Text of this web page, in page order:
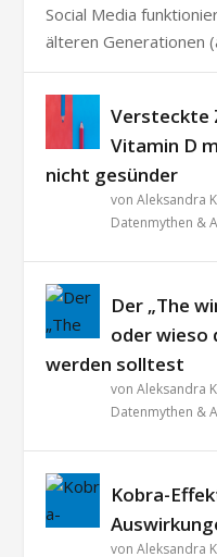
Social Media
älteren Generationen
Versteckte
Vitamin D
nicht gesünder
vonAleksandra
Datenmythen &
Der „The
oder wieso
werden solltest
vonAleksandra
Datenmythen &
Kobra-
vonAleksandra